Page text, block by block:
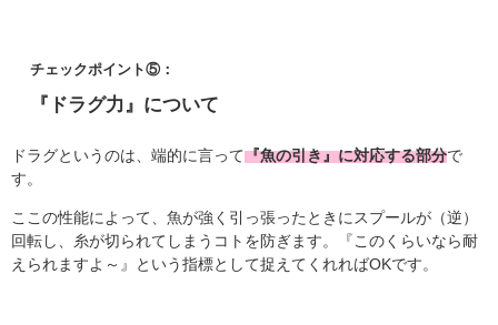
チェックポイント⑤：
『ドラグ力』について
ドラグというのは、端的に言って『魚の引き』に対応する部分で
す。
ここの性能によって、魚が強く引っ張ったときにスプールが（逆）
回転し、糸が切られてしまうコトを防ぎます。『このくらいなら耐
えられますよ～』という指標として捉えてくれればOKです。